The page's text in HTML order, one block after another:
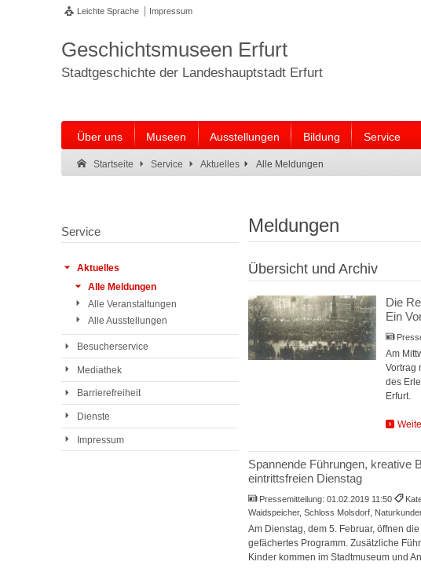
Leichte Sprache Impressum
Geschichtsmuseen Erfurt
Stadtgeschichte der Landeshauptstadt Erfurt
Über uns Museen Ausstellungen Bildung Service
Startseite Service Aktuelles Alle Meldungen
Suche:
Suche Ende.
Meldungen
Übersicht und Archiv
Die
Ein
Am
Vortrag
des
Erfurt.
Spannende Führungen, kreative
eintrittsfreien Dienstag
Pressemitteilung:01.02.2019 11:50
Waidspeicher, Schloss Molsdorf,
Am Dienstag, dem 5. Februar, öffnen
gefächertes Programm. Zusätzliche
Kinder kommen im Stadtmuseum und
Service
Aktuelles
Alle Meldungen
Alle Veranstaltungen
Alle Ausstellungen
Besucherservice
Mediathek
Barrierefreiheit
Dienste
Impressum